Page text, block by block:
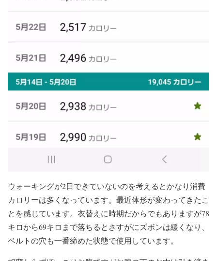
ウォーキングが2日できていないのを考えるとかなり消費
カロリーは多くなっています。最近体形が変わってきたこ
とを感じています。衣替えに時期だからでもありますが78
キロから69キロまで落ちるとさすがにズボンは緩くなり、
ベルトの穴も一番締めた状態で使用しています。